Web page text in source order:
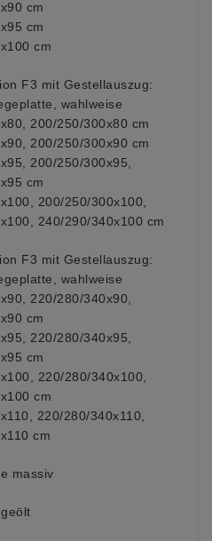
cm
cm
cm
F3 mit Gestellauszug:
wahlweise
200/250/300x80 cm
200/250/300x90 cm
200/250/300x95,
cm
200/250/300x100,
240/290/340x100 cm
F3 mit Gestellauszug:
wahlweise
220/280/340x90,
cm
220/280/340x95,
cm
220/280/340x100,
cm
220/280/340x110,
cm
massiv